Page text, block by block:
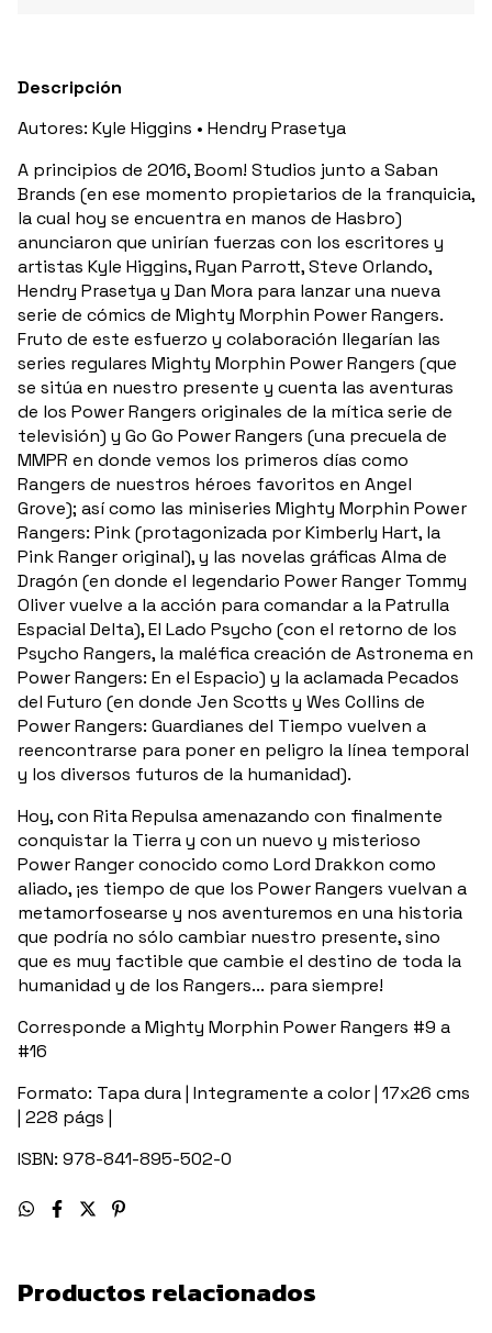
Descripción
Autores: Kyle Higgins • Hendry Prasetya
A principios de 2016, Boom! Studios junto a Saban
Brands (en ese momento propietarios de la franquicia,
la cual hoy se encuentra en manos de Hasbro)
anunciaron que unirían fuerzas con los escritores y
artistas Kyle Higgins, Ryan Parrott, Steve Orlando,
Hendry Prasetya y Dan Mora para lanzar una nueva
serie de cómics de Mighty Morphin Power Rangers.
Fruto de este esfuerzo y colaboración llegarían las
series regulares Mighty Morphin Power Rangers (que
se sitúa en nuestro presente y cuenta las aventuras
de los Power Rangers originales de la mítica serie de
televisión) y Go Go Power Rangers (una precuela de
MMPR en donde vemos los primeros días como
Rangers de nuestros héroes favoritos en Angel
Grove); así como las miniseries Mighty Morphin Power
Rangers: Pink (protagonizada por Kimberly Hart, la
Pink Ranger original), y las novelas gráficas Alma de
Dragón (en donde el legendario Power Ranger Tommy
Oliver vuelve a la acción para comandar a la Patrulla
Espacial Delta), El Lado Psycho (con el retorno de los
Psycho Rangers, la maléfica creación de Astronema en
Power Rangers: En el Espacio) y la aclamada Pecados
del Futuro (en donde Jen Scotts y Wes Collins de
Power Rangers: Guardianes del Tiempo vuelven a
reencontrarse para poner en peligro la línea temporal
y los diversos futuros de la humanidad).
Hoy, con Rita Repulsa amenazando con finalmente
conquistar la Tierra y con un nuevo y misterioso
Power Ranger conocido como Lord Drakkon como
aliado, ¡es tiempo de que los Power Rangers vuelvan a
metamorfosearse y nos aventuremos en una historia
que podría no sólo cambiar nuestro presente, sino
que es muy factible que cambie el destino de toda la
humanidad y de los Rangers... para siempre!
Corresponde a Mighty Morphin Power Rangers #9 a
#16
Formato: Tapa dura | Integramente a color | 17x26 cms
| 228 págs |
ISBN: 978-841-895-502-0
Productos relacionados